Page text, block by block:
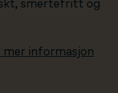
smertefritt og
informasjon